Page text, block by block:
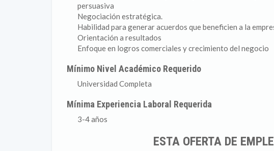
persuasiva
Negociación estratégica.
Habilidad para generar acuerdos que beneficien a la
Orientación a resultados
Enfoque en logros comerciales y crecimiento del negocio
Mínimo Nivel Académico Requerido
Universidad Completa
Mínima Experiencia Laboral Requerida
3-4 años
ESTA OFERTA DE